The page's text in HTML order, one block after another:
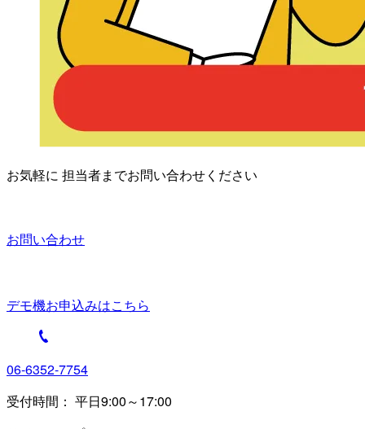
お気軽に 担当者までお問い合わせください
お問い合わせ
デモ機お申込みはこちら
06-6352-7754
受付時間： 平日9:00～17:00